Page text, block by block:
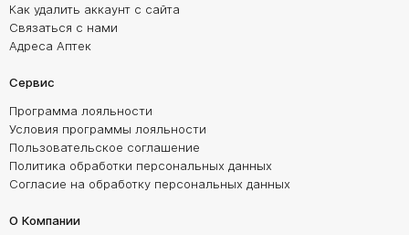
Как удалить аккаунт с сайта
Связаться с нами
Адреса Аптек
Сервис
Программа лояльности
Условия программы лояльности
Пользовательское соглашение
Политика обработки персональных данных
Согласие на обработку персональных данных
О Компании